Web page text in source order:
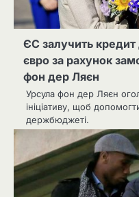
ЄС залучить кредит
євро за рахунок
фон дер Ляєн
Урсула фон дер Ляєн
ініціативу, щоб
держбюджеті.